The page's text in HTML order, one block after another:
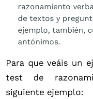
razonamiento
de textos y
ejemplo, también,
antónimos.
Para que veáis un
test de
siguiente ejemplo: